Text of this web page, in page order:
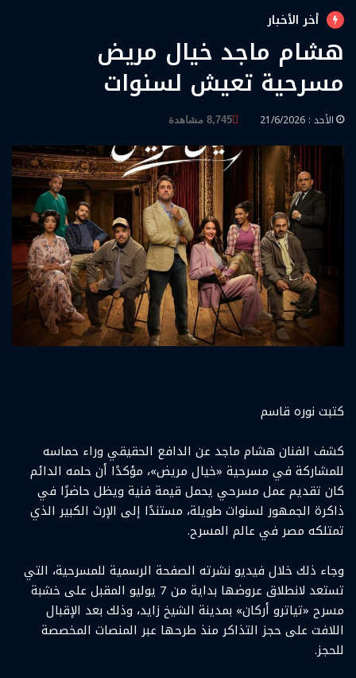
أخر الأخبار
هشام ماجد خيال مريض
مسرحية تعيش لسنوات
الأحد : 21/6/2026 8,745 مشاهدة
كتبت نوره قاسم
كشف الفنان هشام ماجد عن الدافع الحقيقي وراء حماسه
للمشاركة في مسرحية «خيال مريض»، مؤكدًا أن حلمه الدائم
كان تقديم عمل مسرحي يحمل قيمة فنية ويظل حاضرًا في
ذاكرة الجمهور لسنوات طويلة، مستندًا إلى الإرث الكبير الذي
تمتلكه مصر في عالم المسرح.
وجاء ذلك خلال فيديو نشرته الصفحة الرسمية للمسرحية، التي
تستعد لانطلاق عروضها بداية من 7 يوليو المقبل على خشبة
مسرح «تياترو أركان» بمدينة الشيخ زايد، وذلك بعد الإقبال
اللافت على حجز التذاكر منذ طرحها عبر المنصات المخصصة
للحجز.